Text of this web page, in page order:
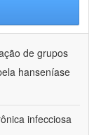
de grupos
hanseníase
infecciosa